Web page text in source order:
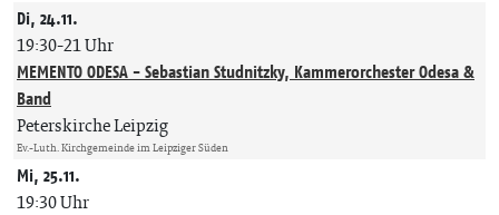
Di, 24.11.
19:30-21 Uhr
MEMENTO ODESA - Sebastian Studnitzky, Kammerorchester Odesa &
Band
Peterskirche Leipzig
Ev.-Luth. Kirchgemeinde im Leipziger Süden
Mi, 25.11.
19:30 Uhr